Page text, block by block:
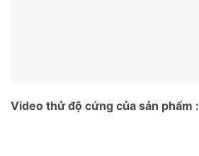
Video thử độ cứng của sản phẩm :